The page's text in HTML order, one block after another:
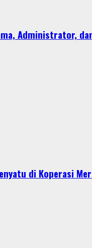
Administrator,
di Koperasi